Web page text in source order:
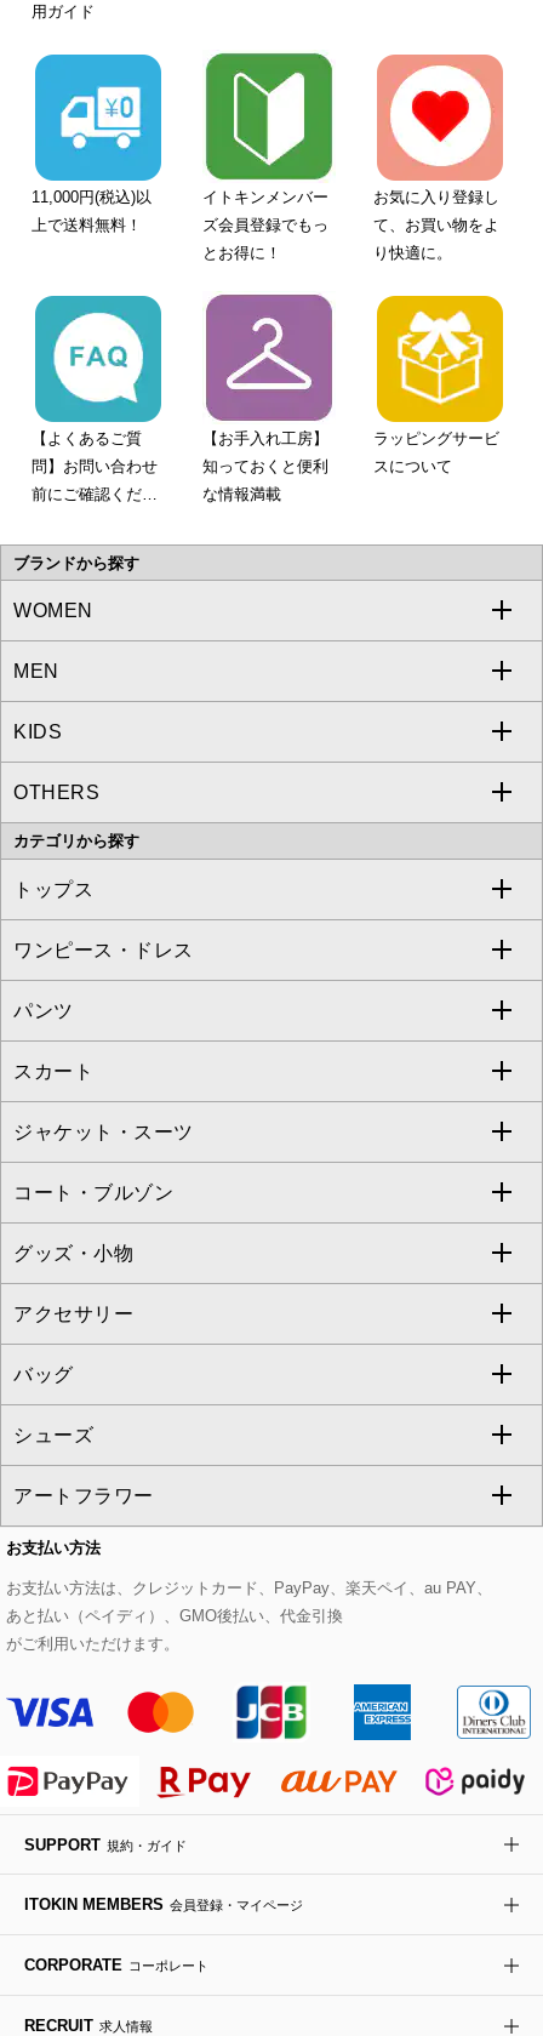
用ガイド
11,000円(税込)以
上で送料無料！
イトキンメンバー
ズ会員登録でもっ
とお得に！
お気に入り登録し
て、お買い物をよ
り快適に。
【よくあるご質
問】お問い合わせ
前にご確認くださ
【お手入れ工房】
知っておくと便利
な情報満載
ラッピングサービ
スについて
ブランドから探す
WOMEN
a.v.v
MICHEL KLEIN
MK MICHEL KLEIN
OFUON le MK
eur3
Maison de CINQ
MK MICHEL KLEIN BAG
HIROKO KOSHINO
MEN
a.v.v
MICHEL KLEIN HOMME
MK MICHEL KLEIN HOMME
KIDS
a.v.v
OTHERS
MK MICHEL KLEIN BAG
カテゴリから探す
トップス
すべてのトップス
カットソー・Tシャツ
ブラウス・シャツ
ニット・セーター
カーディガン
アンサンブルセット
ベスト・ジレ
パーカー
タンクトップ・キャミソール
スウェット・ジャージー
その他のトップス
ワンピース・ドレス
すべてのワンピース・ドレス
ワンピース
ドレス
チュニック
ジャンパースカート
その他のワンピース・ドレス
パンツ
すべてのパンツ
フルレングスパンツ
クロップド・半端丈パンツ
ガウチョ・ワイドパンツ
ハーフ・ショート丈パンツ
サロペット・オールインワン
その他のパンツ
スカート
すべてのスカート
ロング・マキシ丈スカート
ひざ丈スカート
ミモレ丈スカート
ショート・ミニ丈スカート
その他のスカート
ジャケット・スーツ
すべてのジャケット・スーツ
テーラードジャケット
ノーカラージャケット
セットアップ
セットアップジャケット
セットアップパンツ
セットアップスカート
セットアップワンピース
コート・ブルゾン
すべてのコート・ブルゾン
トレンチコート
ピーコート
ダッフルコート
チェスターコート
モッズコート
ステンカラーコート
ライダースジャケット
デニムジャケット
ダウンジャケット・コート
グッズ・小物
すべてのグッズ・小物
マスク
ストール・マフラー・スヌード
ベルト・サスペンダー
帽子
ヘアアクセサリー
ハンカチ・バンダナ
手袋
チャーム・ストラップ
アクセサリー
すべてのアクセサリー
ネックレス
ピアス・イヤリング
ブレスレット・バングル
ブローチ・コサージュ
バッグ
すべてのバッグ
トートバッグ
ショルダーバッグ
ボストンバッグ
バックパック・リュック
ボディバッグ・メッセンジャーバッグ
トラベルバッグ
シューズ
すべてのシューズ
パンプス
スニーカー
フラットシューズ
ローファー
ドレスシューズ
アートフラワー
すべてのアートフラワー
ローズ
カサブランカ・カラー
ラナンキュラス
ポプリアレンジ＆フレグランス
お支払い方法
お支払い方法は、クレジットカード、PayPay、楽天ペイ、au PAY、
あと払い（ペイディ）、GMO後払い、代金引換
がご利用いただけます。
SUPPORT 規約・ガイド
ITOKIN MEMBERS 会員登録・マイページ
CORPORATE コーポレート
RECRUIT 求人情報